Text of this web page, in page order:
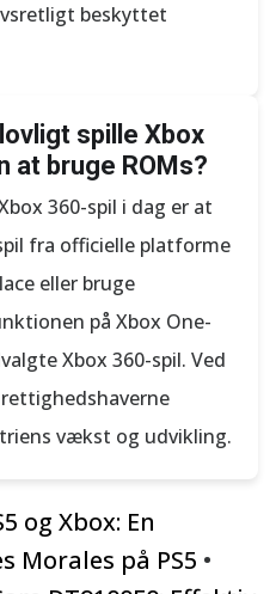
beskyttet
spille Xbox
at bruge ROMs?
360-spil i dag er at
fra officielle platforme
eller bruge
på Xbox One-
Xbox 360-spil. Ved
vækst og udvikling.
og Xbox: En
Morales på PS5 •